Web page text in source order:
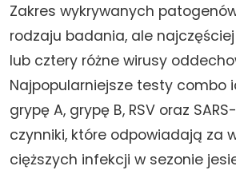
Zakres wykrywanych
rodzaju badania, ale
lub cztery różne wirusy
Najpopularniejsze testy combo
grypę A, grypę B, RSV oraz
czynniki, które odpowiadają za
cięższych infekcji w sezonie